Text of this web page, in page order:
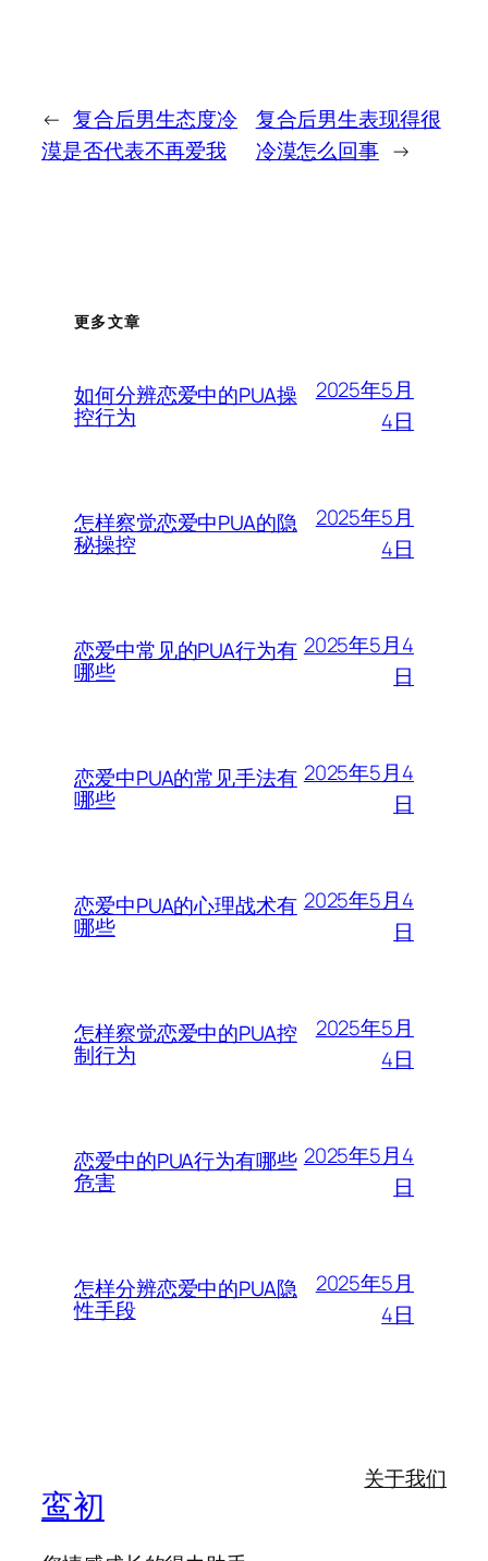
← 复合后男生态度冷
漠是否代表不再爱我
复合后男生表现得很
冷漠怎么回事 →
更多文章
如何分辨恋爱中的PUA操
控行为
2025年5月
4日
怎样察觉恋爱中PUA的隐
秘操控
2025年5月
4日
恋爱中常见的PUA行为有
哪些
2025年5月4
日
恋爱中PUA的常见手法有
哪些
2025年5月4
日
恋爱中PUA的心理战术有
哪些
2025年5月4
日
怎样察觉恋爱中的PUA控
制行为
2025年5月
4日
恋爱中的PUA行为有哪些
危害
2025年5月4
日
怎样分辨恋爱中的PUA隐
性手段
2025年5月
4日
鸾初
关于我们